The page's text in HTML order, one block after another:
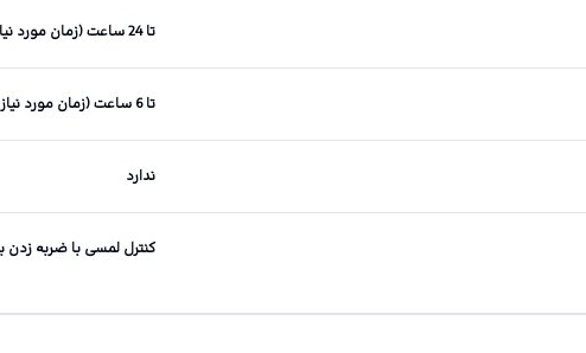
تا 24 ساعت (زمان مورد نیاز شارژ حدود 2 ساعت)
تا 6 ساعت (زمان مورد نیاز شارژ حدود 1.5 ساعت)
ندارد
کنترل لمسی با ضربه زدن